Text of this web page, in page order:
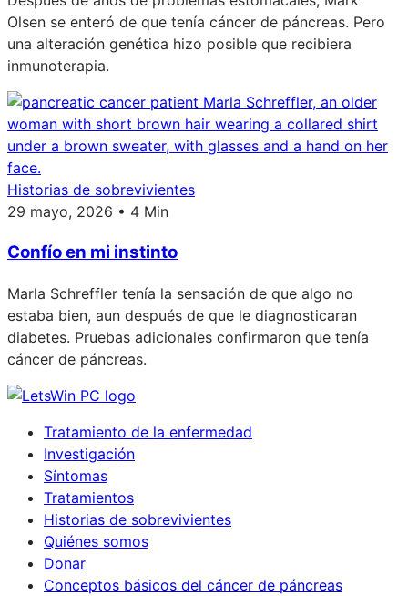
Olsen se enteró de que tenía cáncer de páncreas. Pero
una alteración genética hizo posible que recibiera
inmunoterapia.
Historias de sobrevivientes
29 mayo, 2026 • 4 Min
Confío en mi instinto
Marla Schreffler tenía la sensación de que algo no
estaba bien, aun después de que le diagnosticaran
diabetes. Pruebas adicionales confirmaron que tenía
cáncer de páncreas.
Tratamiento de la enfermedad
Investigación
Síntomas
Tratamientos
Historias de sobrevivientes
Quiénes somos
Donar
Conceptos básicos del cáncer de páncreas